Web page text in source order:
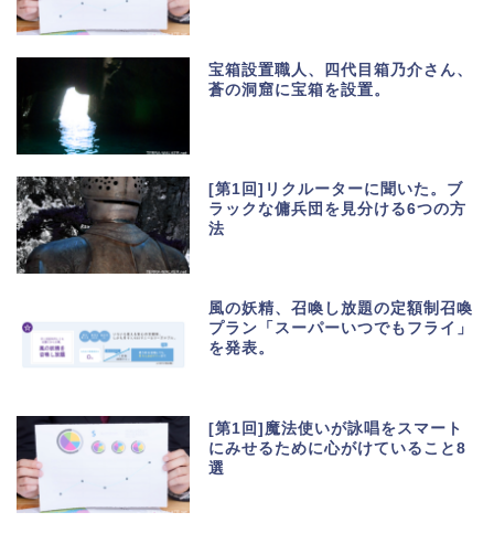
宝箱設置職人、四代目箱乃介さん、
蒼の洞窟に宝箱を設置。
[第1回]リクルーターに聞いた。ブ
ラックな傭兵団を見分ける6つの方
法
風の妖精、召喚し放題の定額制召喚
プラン「スーパーいつでもフライ」
を発表。
[第1回]魔法使いが詠唱をスマート
にみせるために心がけていること8
選